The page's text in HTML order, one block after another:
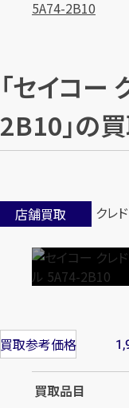
5A74-2B10
「セイコー
2B10」の
店舗買取
買取参考価格
買取品目